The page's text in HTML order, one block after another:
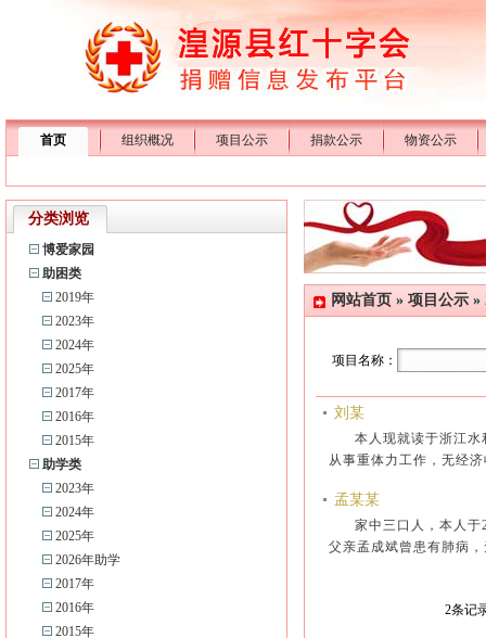
首页 组织概况 项目公示 捐款公示 物资公示
分类浏览
博爱家园
助困类
2019年
2023年
2024年
2025年
2017年
2016年
2015年
助学类
2023年
2024年
2025年
2026年助学
2017年
2016年
2015年
网站首页 » 项目公示 »
项目名称：
刘某
本人现就读于浙江
从事重体力工作，无经
孟某某
家中三口人，本人
父亲孟成斌曾患有肺病
2条记